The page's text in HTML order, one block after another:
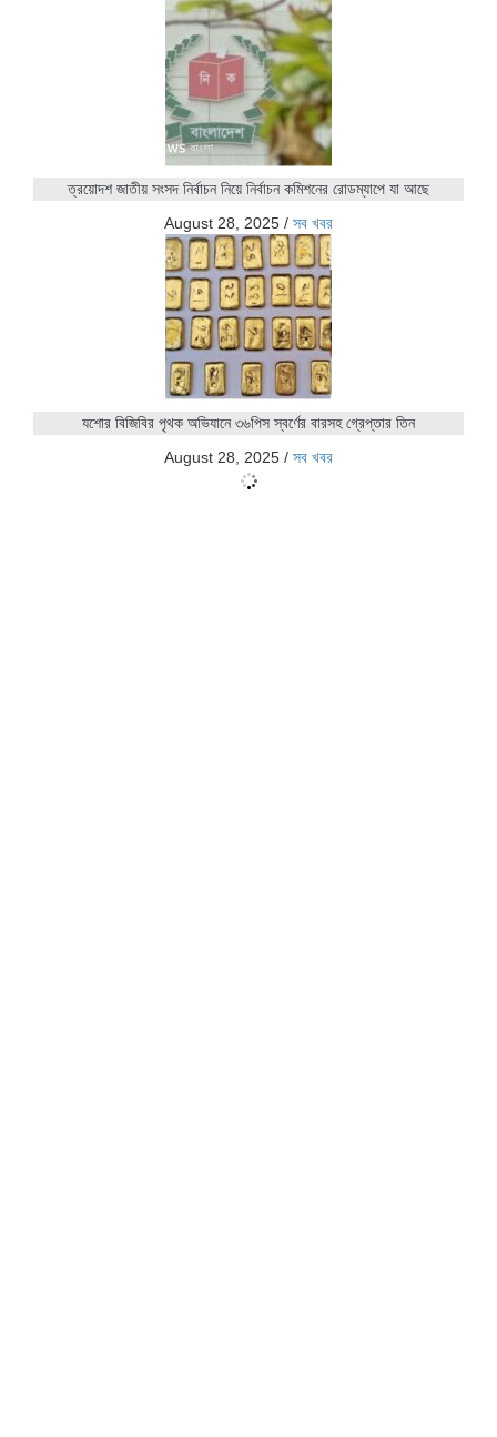
ত্রয়োদশ জাতীয় সংসদ নির্বাচন নিয়ে নির্বাচন কমিশনের রোডম্যাপে যা আছে
August 28, 2025 / সব খবর
যশোর বিজিবির পৃথক অভিযানে ৩৬পিস স্বর্ণের বারসহ গ্রেপ্তার তিন
August 28, 2025 / সব খবর